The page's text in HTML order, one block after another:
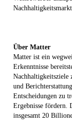
Über Matter
Matter ist ein
Erkenntnisse
Nachhaltigkeitsziele
und
Entscheidungen zu
Ergebnisse fördern.
insgesamt 20